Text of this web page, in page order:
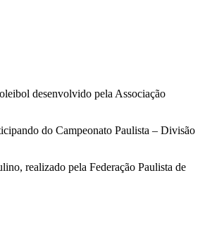
desenvolvido pela Associação
do Campeonato Paulista – Divisão
realizado pela Federação Paulista de